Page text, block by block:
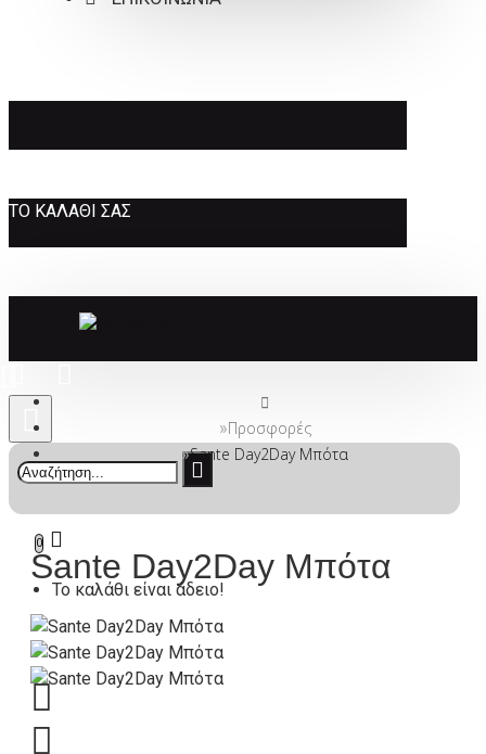
ΤΟ ΚΑΛΆΘΙ ΣΑΣ
0
Το καλάθι είναι άδειο!
Προσφορές
Sante Day2Day Μπότα
Sante Day2Day Μπότα